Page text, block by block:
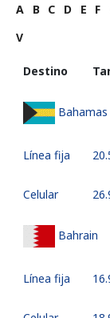
A B C D E F
V
Destino
Bahamas
Línea fija
Celular
Bahrain
Línea fija